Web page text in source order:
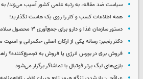
سیاست ضد مقاله، به رتبه علمی کشور آسیب می‌زند/
همه اطلاعات کسب‌ و کار را روی یک هاست نگذارید!
دستور سازمان غذا و دارو برای جمع‌آوری ۳ محصول سلامت‌محور
دکتر رنجبر: رسانه یکی از ارکان اصلی حکمرانی و
فروش برق در بورس انرژی یا فروش به تجمیع‌کننده؟
بازی‌های لیگ برتر فوتبال با تماشاگر برگزار می‌شود